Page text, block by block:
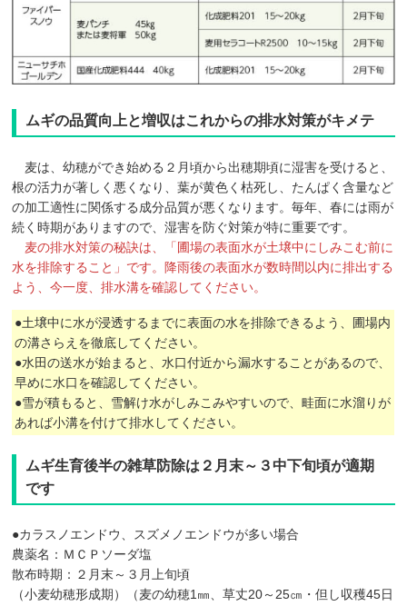
ムギの品質向上と増収はこれからの排水対策がキメテ
麦は、幼穂ができ始める２月頃から出穂期頃に湿害を受けると、
根の活力が著しく悪くなり、葉が黄色く枯死し、たんぱく含量など
の加工適性に関係する成分品質が悪くなります。毎年、春には雨が
続く時期がありますので、湿害を防ぐ対策が特に重要です。
麦の排水対策の秘訣は、「圃場の表面水が土壌中にしみこむ前に
水を排除すること」です。降雨後の表面水が数時間以内に排出する
よう、今一度、排水溝を確認してください。
●土壌中に水が浸透するまでに表面の水を排除できるよう、圃場内
の溝さらえを徹底してください。
●水田の送水が始まると、水口付近から漏水することがあるので、
早めに水口を確認してください。
●雪が積もると、雪解け水がしみこみやすいので、畦面に水溜りが
あれば小溝を付けて排水してください。
ムギ生育後半の雑草防除は２月末～３中下旬頃が適期
です
●カラスノエンドウ、スズメノエンドウが多い場合
農薬名：ＭＣＰソーダ塩
散布時期：２月末～３月上旬頃
（小麦幼穂形成期）（麦の幼穂1㎜、草丈20～25㎝・但し収穫45日